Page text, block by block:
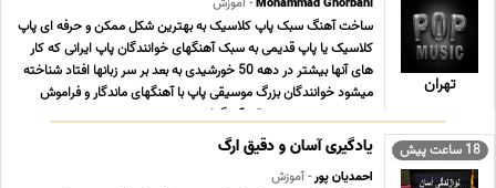
تهران
ساخت آهنگ سبک پاپ کلاسیک به بهترین شکل ممکن و حرفه ای پاپ
کلاسیک یا پاپ قدیمی به سبک آهنگهای خوانندگان پاپ ایرانی که کار
های آنها بیشتر در دهه 50 خورشیدی به بعد بر سر زبانها افتاد شناخته
میشود خوانندگان بزرگ موسیقی پاپ با آهنگهای ماندگار و فراموش
نشدنی در عرصه موسیقی آهنگهایی به ... ...
18 ساعت پیش یادگیری آسان و دقیق ارگ
احمدیان پور- آموزش